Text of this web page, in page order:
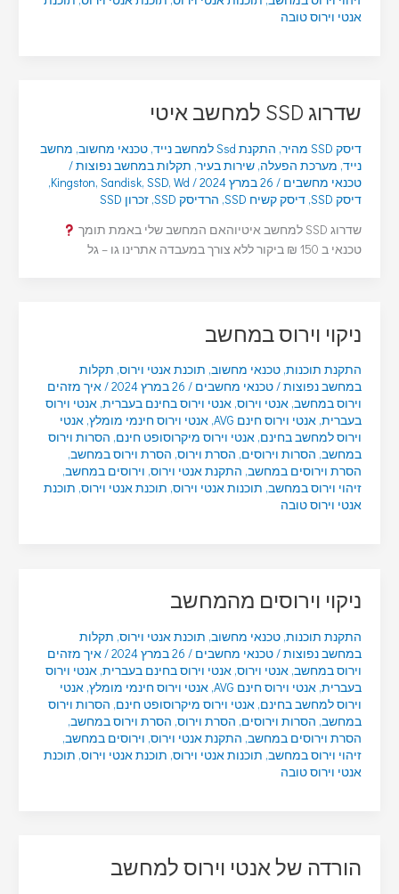
אנטי וירוס טובה
שדרוג SSD למחשב איטי
דיסק SSD מהיר , התקנת Ssd למחשב נייד , טכנאי מחשוב, מחשב
נייד, מערכת הפעלה, שירות בעיר, תקלות במחשב נפוצות/
טכנאי מחשבים / 26 במרץ 2024 /
Kingston,Sandisk,SSD,Wd
,
דיסק SSD
, דיסק קשיח SSD , הרדיסק SSD , זכרון SSD
שדרוג SSD למחשב איטיוהאם המחשב שלי באמת תומך
טכנאי ב 150 ₪ ביקור ללא צורך במעבדה אתרינו גו – גל
ניקוי וירוס במחשב
התקנת תוכנות, טכנאי מחשוב, תוכנת אנטי וירוס, תקלות
במחשב נפוצות/טכנאי מחשבים / 26 במרץ 2024 /איך מזהים
וירוס במחשב, אנטי וירוס, אנטי וירוס בחינם בעברית, אנטי וירוס
בעברית, אנטי וירוס חינם AVG , אנטי וירוס חינמי מומלץ, אנטי
וירוס למחשב בחינם, אנטי וירוס מיקרוסופט חינם, הסרות וירוס
במחשב, הסרות וירוסים, הסרת וירוס, הסרת וירוס במחשב,
הסרת וירוסים במחשב, התקנת אנטי וירוס, וירוסים במחשב,
זיהוי וירוס במחשב, תוכנות אנטי וירוס, תוכנת אנטי וירוס, תוכנת
אנטי וירוס טובה
ניקוי וירוסים מהמחשב
התקנת תוכנות, טכנאי מחשוב, תוכנת אנטי וירוס, תקלות
במחשב נפוצות/טכנאי מחשבים / 26 במרץ 2024 /איך מזהים
וירוס במחשב, אנטי וירוס, אנטי וירוס בחינם בעברית, אנטי וירוס
בעברית, אנטי וירוס חינם AVG , אנטי וירוס חינמי מומלץ, אנטי
וירוס למחשב בחינם, אנטי וירוס מיקרוסופט חינם, הסרות וירוס
במחשב, הסרות וירוסים, הסרת וירוס, הסרת וירוס במחשב,
הסרת וירוסים במחשב, התקנת אנטי וירוס, וירוסים במחשב,
זיהוי וירוס במחשב, תוכנות אנטי וירוס, תוכנת אנטי וירוס, תוכנת
אנטי וירוס טובה
הורדה של אנטי וירוס למחשב